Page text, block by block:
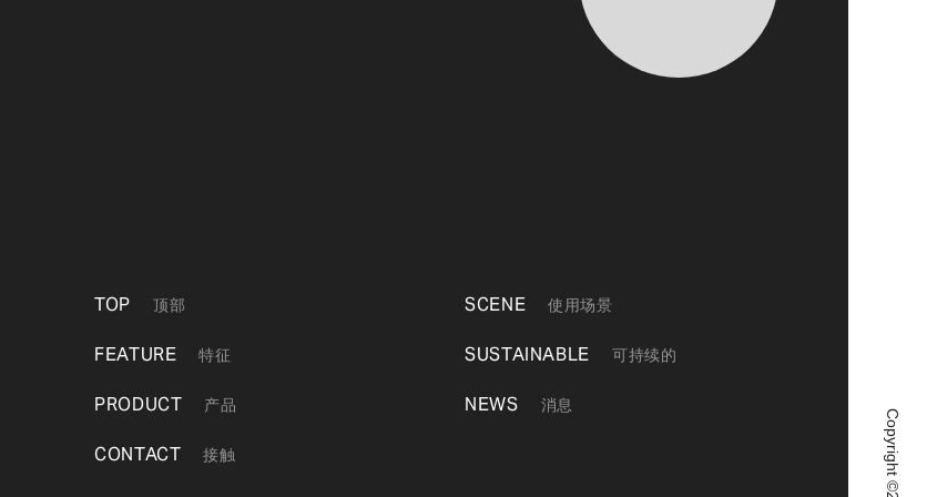
TOP 顶部 SCENE 使用场景
FEATURE 特征 SUSTAINABLE 可持续的
PRODUCT 产品 NEWS 消息
CONTACT 接触